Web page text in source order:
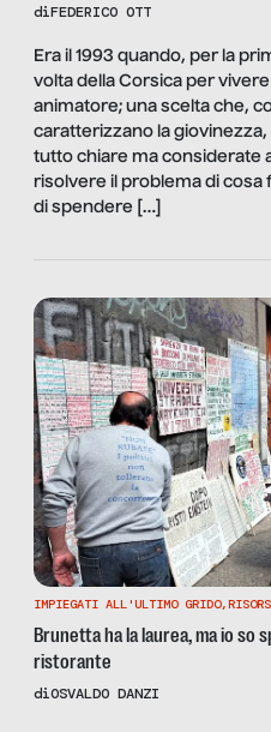
diFEDERICO OTT
Era il 1993 quando, per la
volta della Corsica per
animatore; una scelta che,
caratterizzano la
tutto chiare ma considerate
risolvere il problema di cosa
di spendere […]
IMPIEGATI ALL'ULTIMO GRIDO,
Brunetta ha la laurea, ma io so
ristorante
diOSVALDO DANZI